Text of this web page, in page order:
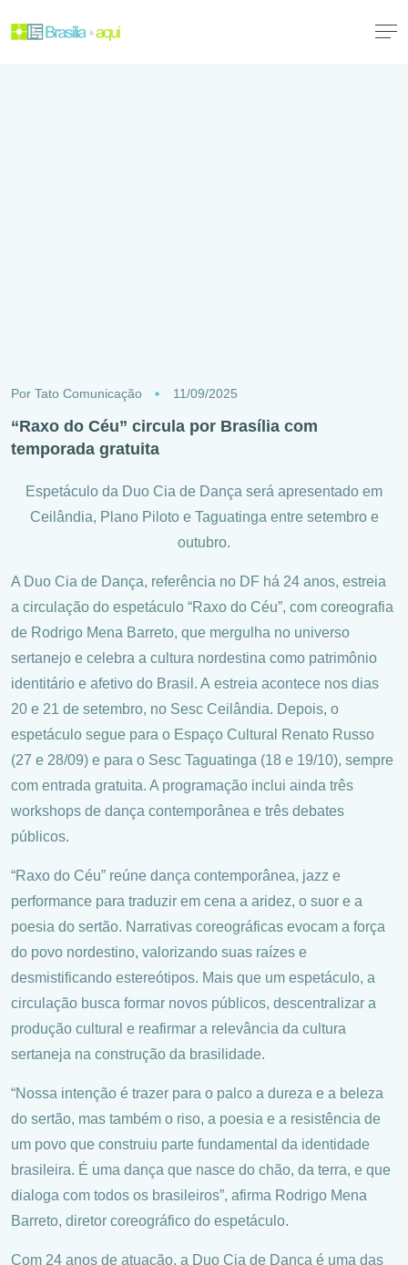
Por Tato Comunicação 11/09/2025
“Raxo do Céu” circula por Brasília com
temporada gratuita
Espetáculo da Duo Cia de Dança será apresentado em
Ceilândia, Plano Piloto e Taguatinga entre setembro e
outubro.
A Duo Cia de Dança, referência no DF há 24 anos, estreia
a circulação do espetáculo “Raxo do Céu”, com coreografia
de Rodrigo Mena Barreto, que mergulha no universo
sertanejo e celebra a cultura nordestina como patrimônio
identitário e afetivo do Brasil. A estreia acontece nos dias
20 e 21 de setembro, no Sesc Ceilândia. Depois, o
espetáculo segue para o Espaço Cultural Renato Russo
(27 e 28/09) e para o Sesc Taguatinga (18 e 19/10), sempre
com entrada gratuita. A programação inclui ainda três
workshops de dança contemporânea e três debates
públicos.
“Raxo do Céu” reúne dança contemporânea, jazz e
performance para traduzir em cena a aridez, o suor e a
poesia do sertão. Narrativas coreográficas evocam a força
do povo nordestino, valorizando suas raízes e
desmistificando estereótipos. Mais que um espetáculo, a
circulação busca formar novos públicos, descentralizar a
produção cultural e reafirmar a relevância da cultura
sertaneja na construção da brasilidade.
“Nossa intenção é trazer para o palco a dureza e a beleza
do sertão, mas também o riso, a poesia e a resistência de
um povo que construiu parte fundamental da identidade
brasileira. É uma dança que nasce do chão, da terra, e que
dialoga com todos os brasileiros”, afirma Rodrigo Mena
Barreto, diretor coreográfico do espetáculo.
Com 24 anos de atuação, a Duo Cia de Dança é uma das